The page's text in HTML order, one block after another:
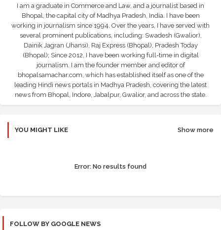
I am a graduate in Commerce and Law, and a journalist based in
Bhopal, the capital city of Madhya Pradesh, India. I have been
working in journalism since 1994. Over the years, I have served with
several prominent publications, including: Swadesh (Gwalior),
Dainik Jagran (Jhansi), Raj Express (Bhopal), Pradesh Today
(Bhopal); Since 2012, I have been working full-time in digital
journalism. I am the founder member and editor of
bhopalsamachar.com, which has established itself as one of the
leading Hindi news portals in Madhya Pradesh, covering the latest
news from Bhopal, Indore, Jabalpur, Gwalior, and across the state.
YOU MIGHT LIKE Show more
Error: No results found
FOLLOW BY GOOGLE NEWS